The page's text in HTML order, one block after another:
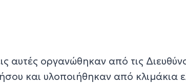
αυτές οργανώθηκαν από τις
και υλοποιήθηκαν από κλιμάκια